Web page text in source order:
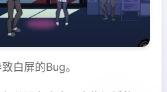
白屏的Bug。